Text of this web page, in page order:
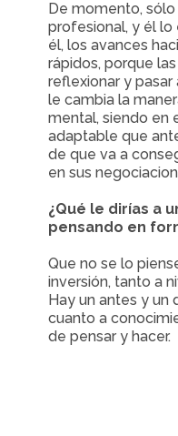
De momento, sólo
profesional, y él lo
él, los avances
rápidos, porque
reflexionar y pasar
le cambia la
mental, siendo en
adaptable que
de que va a
en sus
¿Qué le dirías a
pensando en
Que no se lo
inversión, tanto a
Hay un antes y un
cuanto a
de pensar y hacer.